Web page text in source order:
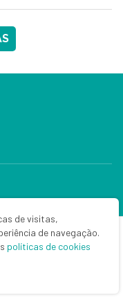
de visitas,
de navegação.
políticas de cookies